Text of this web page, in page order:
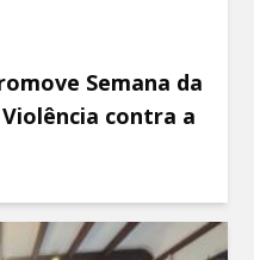
Semana da
contra a